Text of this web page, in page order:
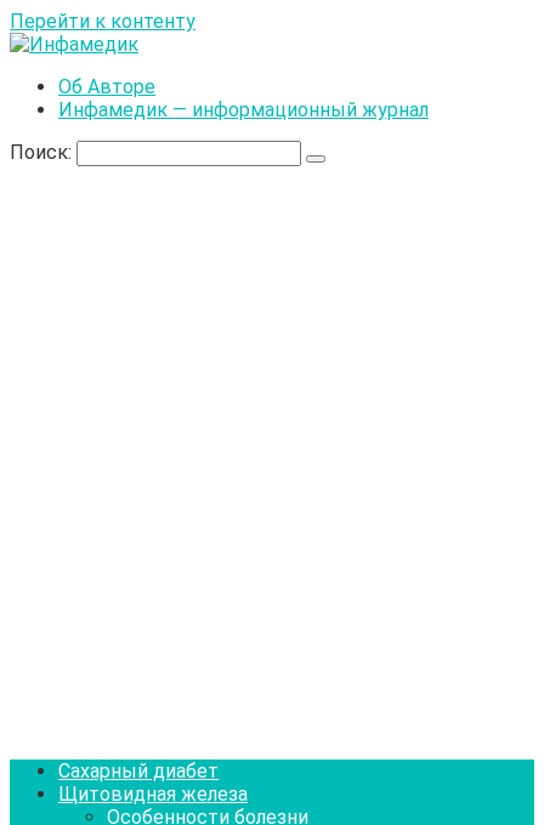
Перейти к контенту
Об Авторе
Инфамедик — информационный журнал
Поиск:
Сахарный диабет
Щитовидная железа
Особенности болезни